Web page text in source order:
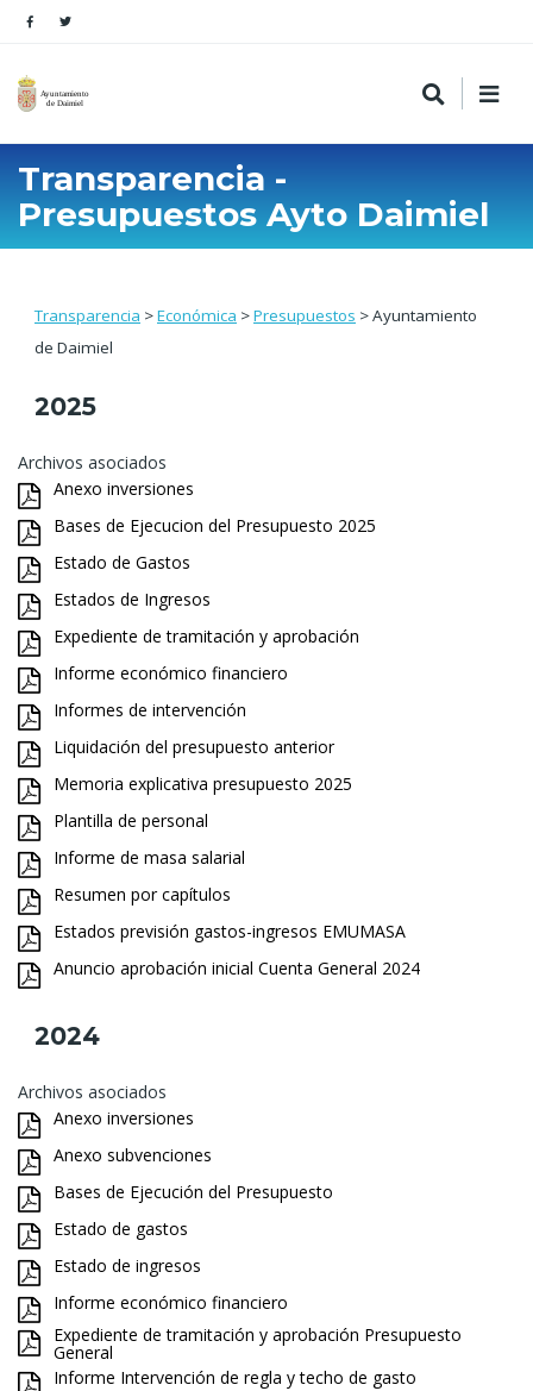
Transparencia -
Presupuestos Ayto Daimiel
Transparencia >Económica >Presupuestos > Ayuntamiento
de Daimiel
2025
Archivos asociados
Anexo inversiones
Bases de Ejecucion del Presupuesto 2025
Estado de Gastos
Estados de Ingresos
Expediente de tramitación y aprobación
Informe económico financiero
Informes de intervención
Liquidación del presupuesto anterior
Memoria explicativa presupuesto 2025
Plantilla de personal
Informe de masa salarial
Resumen por capítulos
Estados previsión gastos-ingresos EMUMASA
Anuncio aprobación inicial Cuenta General 2024
2024
Archivos asociados
Anexo inversiones
Anexo subvenciones
Bases de Ejecución del Presupuesto
Estado de gastos
Estado de ingresos
Informe económico financiero
Expediente de tramitación y aprobación Presupuesto
General
Informe Intervención de regla y techo de gasto